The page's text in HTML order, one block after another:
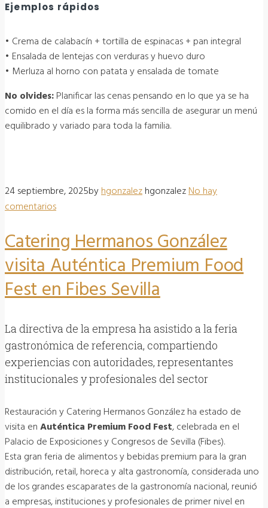
Ejemplos rápidos
• Crema de calabacín + tortilla de espinacas + pan integral
• Ensalada de lentejas con verduras y huevo duro
• Merluza al horno con patata y ensalada de tomate
No olvides:Planificar las cenas pensando en lo que ya se ha
comido en el día es la forma más sencilla de asegurar un menú
equilibrado y variado para toda la familia.
24 septiembre, 2025byhgonzalezhgonzalezNo hay
comentarios
Catering Hermanos González
visita Auténtica Premium Food
Fest en Fibes Sevilla
La directiva de la empresa ha asistido a la feria
gastronómica de referencia, compartiendo
experiencias con autoridades, representantes
institucionales y profesionales del sector
Restauración y Catering Hermanos González ha estado de
visita enAuténtica Premium Food Fest, celebrada en el
Palacio de Exposiciones y Congresos de Sevilla (Fibes).
Esta gran feria de alimentos y bebidas premium para la gran
distribución, retail, horeca y alta gastronomía, considerada uno
de los grandes escaparates de la gastronomía nacional, reunió
a empresas, instituciones y profesionales de primer nivel en